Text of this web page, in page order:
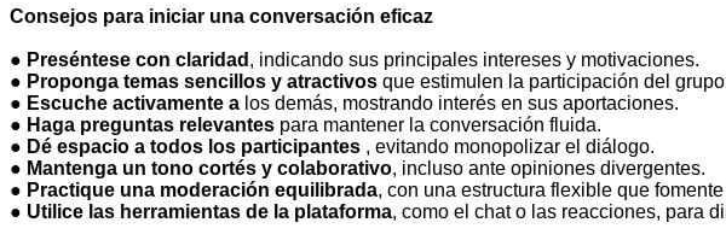
Consejos para iniciar una conversación eficaz
● Preséntese con claridad , indicando sus principales intereses y motivaciones.
● Proponga temas sencillos y atractivos que estimulen la participación del
● Escuche activamente a los demás, mostrando interés en sus aportaciones.
● Haga preguntas relevantes para mantener la conversación fluida.
● Dé espacio a todos los participantes , evitando monopolizar el diálogo.
● Mantenga un tono cortés y colaborativo, incluso ante opiniones divergentes.
● Practique una moderación equilibrada, con una estructura flexible que
● Utilice las herramientas de la plataforma, como el chat o las reacciones, para